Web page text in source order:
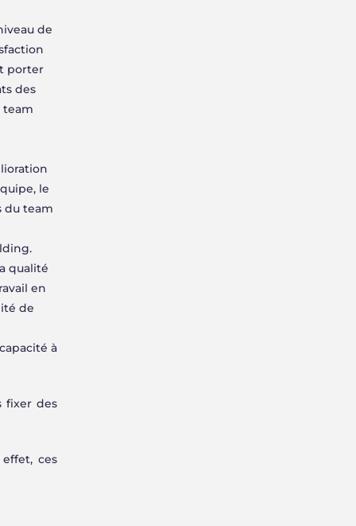
de
porter
des
team
le
du team
qualité
en
de
à
fixer des
ces